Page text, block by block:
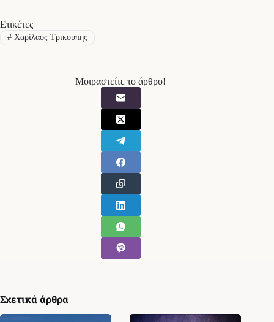
Ετικέτες
#Χαρίλαος Τρικούπης
Μοιραστείτε το άρθρο!
Σχετικά άρθρα